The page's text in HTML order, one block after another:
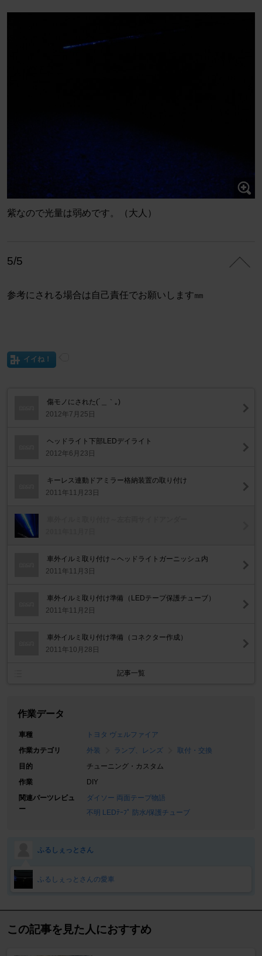
紫なので光量は弱めです。（大人）
5/5
参考にされる場合は自己責任でお願いします㎜
イイね！
傷モノにされた(´＿｀｡)
2012年7月25日
ヘッドライト下部LEDデイライト
2012年6月23日
キーレス連動ドアミラー格納装置の取り付け
2011年11月23日
車外イルミ取り付け～ヘッドライトガーニッシュ内
2011年11月3日
車外イルミ取り付け準備（LEDテープ保護チューブ）
2011年11月2日
車外イルミ取り付け準備（コネクター作成）
2011年10月28日
記事一覧
作業データ
車種
トヨタ ヴェルファイア
作業カテゴリ
外装 ランプ、レンズ
取付・交換
目的
チューニング・カスタム
作業
DIY
関連パーツレビュ
ー
ダイソー 両面テープ物語
不明 LEDﾃｰﾌﾟ 防水/保護チューブ
ふるしぇっとさん
ふるしぇっとさんの愛車
この記事を見た人におすすめ